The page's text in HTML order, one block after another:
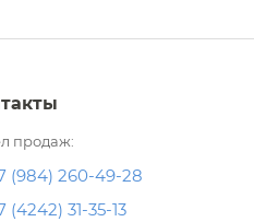
продаж:
(984) 260-49-28
(4242) 31-35-13